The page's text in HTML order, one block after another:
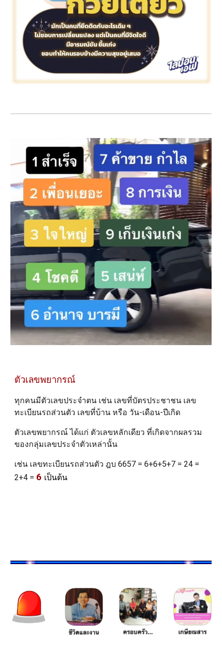
ตัวเลขพยากรณ์
ทุกคนมีตัวเลขประจำตน เช่น เลขที่บัตรประชาชน เลข
ทะเบียนรถส่วนตัว เลขที่บ้าน หรือ วัน-เดือน-ปีเกิด
ตัวเลขพยากรณ์ ได้แก่ ตัวเลขหลักเดียว ที่เกิดจากผลรวม
ของกลุ่มเลขประจำตัวเหล่านั้น
เช่น เลขทะเบียนรถส่วนตัว ฎบ 6657 = 6+6+5+7 = 24 =
2+4 = 6 เป็นต้น